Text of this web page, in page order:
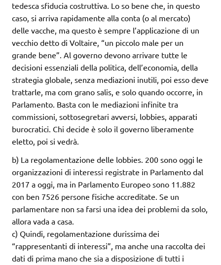
tedesca sfiducia costruttiva. Lo so bene che, in questo
caso, si arriva rapidamente alla conta (o al mercato)
delle vacche, ma questo è sempre l’applicazione di un
vecchio detto di Voltaire, “un piccolo male per un
grande bene”. Al governo devono arrivare tutte le
decisioni essenziali della politica, dell’economia, della
strategia globale, senza mediazioni inutili, poi esso deve
trattarle, ma com grano salis, e solo quando occorre, in
Parlamento. Basta con le mediazioni infinite tra
commissioni, sottosegretari avversi, lobbies, apparati
burocratici. Chi decide è solo il governo liberamente
eletto, poi si vedrà.
b) La regolamentazione delle lobbies. 200 sono oggi le
organizzazioni di interessi registrate in Parlamento dal
2017 a oggi, ma in Parlamento Europeo sono 11.882
con ben 7526 persone fisiche accreditate. Se un
parlamentare non sa farsi una idea dei problemi da solo,
allora vada a casa.
c) Quindi, regolamentazione durissima dei
“rappresentanti di interessi”, ma anche una raccolta dei
dati di prima mano che sia a disposizione di tutti i